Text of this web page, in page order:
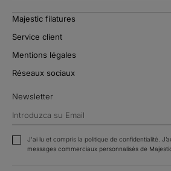
majestic filatures
service client
mentions légales
réseaux sociaux
Newsletter
J'ai lu et compris la politique de confidentialité.
messages commerciaux personnalisés de